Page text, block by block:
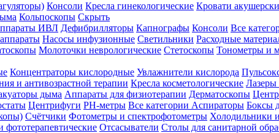
Консоли Кресла гинекологические Кровати
Кольпоскопы Скрыть
ИВЛ Дефибрилляторы Капнографы Консоли Все
Насосы инфузионные Светильники Расходные
Молоточки неврологические Стетоскопы Тонометры и
Концентраторы кислородные Увлажнители кислорода
и антивозрастной терапии Кресла косметологические Лазеры
дыма Аппараты для физиотерапии Дерматоскопы
Центрифуги PH-метры Все категории Аспираторы Боксы
Счётчики Фотометры и спектрофотометры Холодильники
фототерапевтические Отсасыватели Столы для санитарной